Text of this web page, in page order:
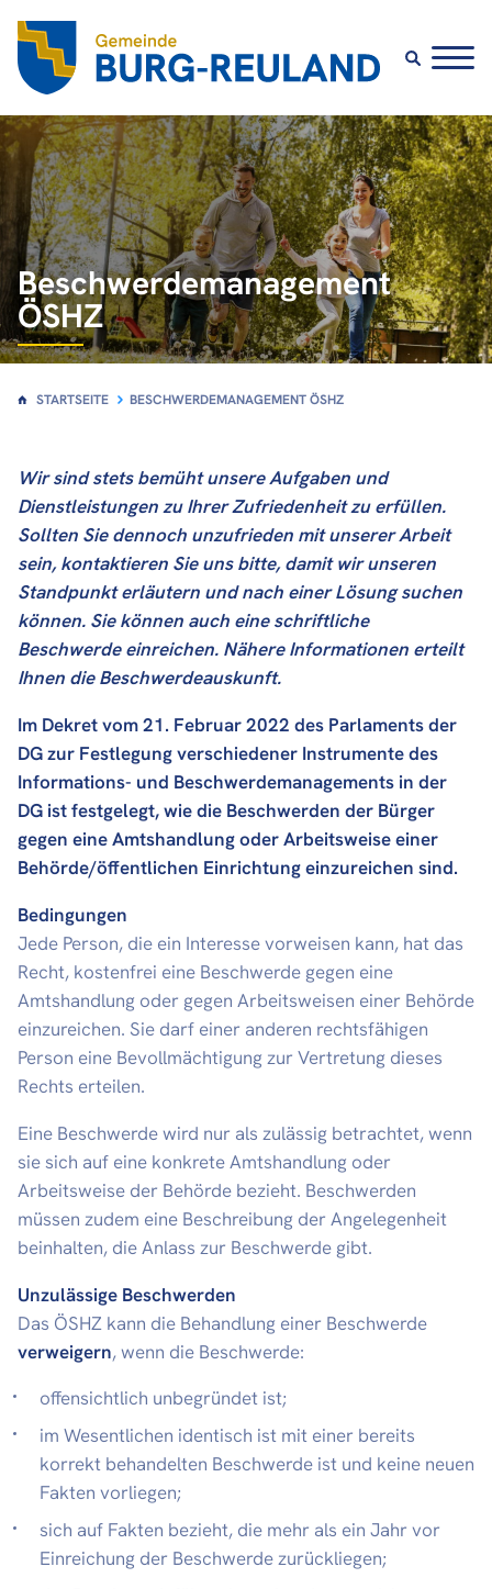
Beschwerdemanagement
ÖSHZ
STARTSEITE BESCHWERDEMANAGEMENT ÖSHZ
Wir sind stets bemüht unsere Aufgaben und
Dienstleistungen zu Ihrer Zufriedenheit zu erfüllen.
Sollten Sie dennoch unzufrieden mit unserer Arbeit
sein, kontaktieren Sie uns bitte, damit wir unseren
Standpunkt erläutern und nach einer Lösung suchen
können. Sie können auch eine schriftliche
Beschwerde einreichen. Nähere Informationen erteilt
Ihnen die Beschwerdeauskunft.
Im Dekret vom 21. Februar 2022 des Parlaments der
DG zur Festlegung verschiedener Instrumente des
Informations- und Beschwerdemanagements in der
DG ist festgelegt, wie die Beschwerden der Bürger
gegen eine Amtshandlung oder Arbeitsweise einer
Behörde/öffentlichen Einrichtung einzureichen sind.
Bedingungen
Jede Person, die ein Interesse vorweisen kann, hat das
Recht, kostenfrei eine Beschwerde gegen eine
Amtshandlung oder gegen Arbeitsweisen einer Behörde
einzureichen. Sie darf einer anderen rechtsfähigen
Person eine Bevollmächtigung zur Vertretung dieses
Rechts erteilen.
Eine Beschwerde wird nur als zulässig betrachtet, wenn
sie sich auf eine konkrete Amtshandlung oder
Arbeitsweise der Behörde bezieht. Beschwerden
müssen zudem eine Beschreibung der Angelegenheit
beinhalten, die Anlass zur Beschwerde gibt.
Unzulässige Beschwerden
Das ÖSHZ kann die Behandlung einer Beschwerde
verweigern, wenn die Beschwerde:
offensichtlich unbegründet ist;
im Wesentlichen identisch ist mit einer bereits
korrekt behandelten Beschwerde ist und keine neuen
Fakten vorliegen;
sich auf Fakten bezieht, die mehr als ein Jahr vor
Einreichung der Beschwerde zurückliegen;